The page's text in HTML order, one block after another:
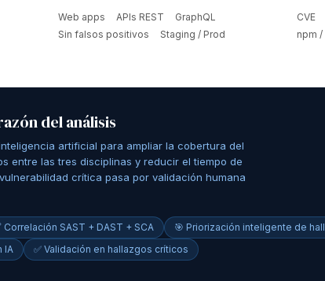
Web apps APIs REST
GraphQL
Sin falsos positivos
Staging / Prod
CVE
npm
del análisis
artificial para ampliar la cobertura del
entre las tres disciplinas y reducir el tiempo de
crítica pasa por validación humana
Correlación SAST + DAST + SCA
🎯 Priorización inteligente de
IA
✅ Validación en hallazgos críticos